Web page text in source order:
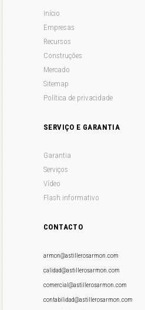
Início
Empresas
Recursos
Construções
Mercado
Sitemap
Política de privacidade
SERVIÇO E GARANTIA
Garantia
Serviços
Vídeo
Flash informativo
CONTACTO
armon@astillerosarmon.com
calidad@astillerosarmon.com
comercial@astillerosarmon.com
contabilidad@astillerosarmon.com